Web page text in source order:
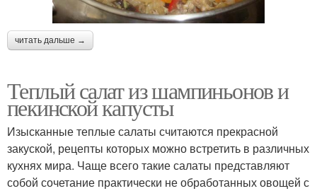
читать дальше →
Теплый салат из шампиньонов и
пекинской капусты
Изысканные теплые салаты считаются прекрасной
закуской, рецепты которых можно встретить в различных
кухнях мира. Чаще всего такие салаты представляют
собой сочетание практически не обработанных овощей с